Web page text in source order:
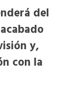
del
y,
con la